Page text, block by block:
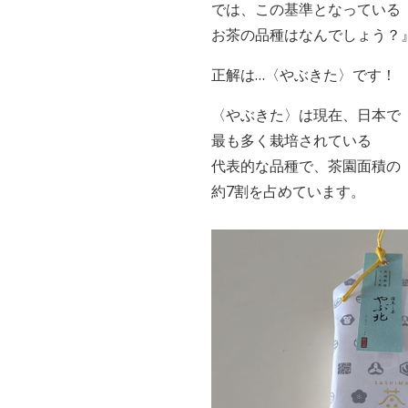
では、この基準となっている
お茶の品種はなんでしょう？
正解は…〈やぶきた〉です！
〈やぶきた〉は現在、日本で
最も多く栽培されている
代表的な品種で、茶園面積の
約7割を占めています。